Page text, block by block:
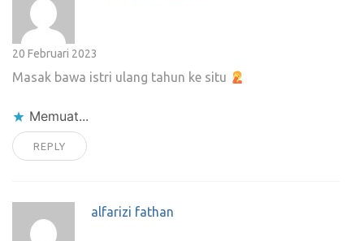
20 Februari 2023
Masak bawa istri ulang tahun ke situ
Memuat...
REPLY
alfarizi fathan